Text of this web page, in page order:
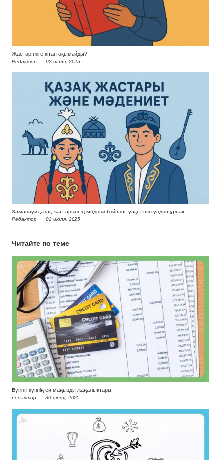
Жастар неге кітап оқымайды?
Редактор 02 июля, 2025
Заманауи қазақ жастарының мәдени бейнесі: уақытпен үндес ұрпақ
Редактор 02 июля, 2025
Читайте по теме
Бүгінгі күннің ең маңызды жаңалықтары
редактор 30 июня, 2025